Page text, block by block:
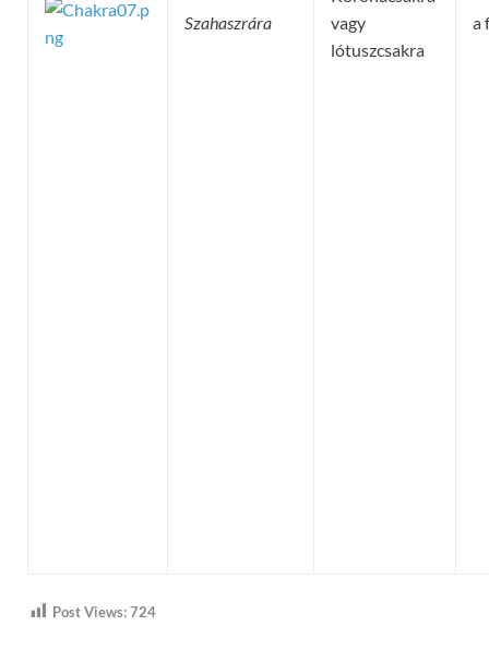
Szahaszrára
vagy
lótuszcsakra
a
Post Views:724